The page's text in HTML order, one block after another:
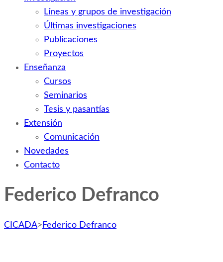
Líneas y grupos de investigación
Últimas investigaciones
Publicaciones
Proyectos
Enseñanza
Cursos
Seminarios
Tesis y pasantías
Extensión
Comunicación
Novedades
Contacto
Federico Defranco
CICADA> Federico Defranco